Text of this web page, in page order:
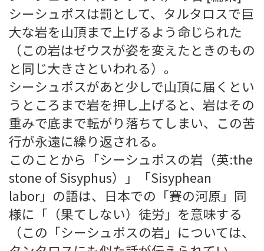
シーシュポスは罰として、タルタロスで巨
大な岩を山頂まで上げるよう命じられた
（この岩はゼウスが姿を変えたときのもの
と同じ大きさといわれる）。
シーシュポスがあと少しで山頂に届くとい
うところまで岩を押し上げると、岩はその
重みで底まで転がり落ちてしまい、この苦
行が永遠に繰り返される。
このことから「シーシュポスの岩（英:the
stone of Sisyphus）」「Sisyphean
labor」の語は、日本での「賽の河原」同
様に「（果てしない）徒労」を意味する
（この「シーシュポスの岩」については、